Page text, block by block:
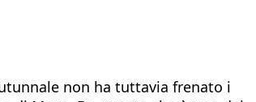
non ha tuttavia frenato i